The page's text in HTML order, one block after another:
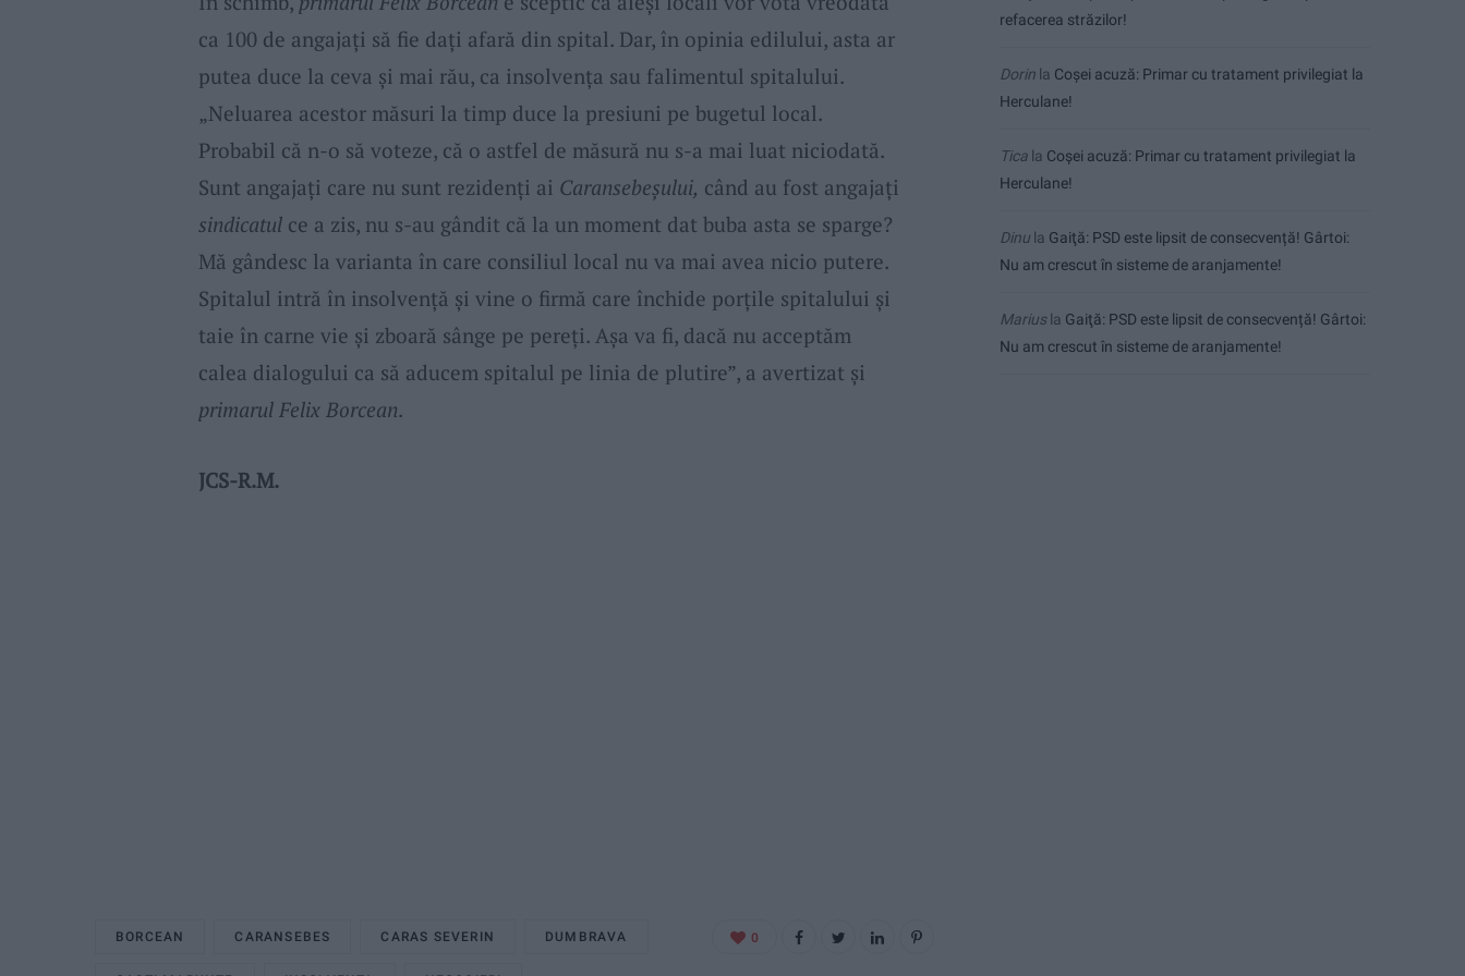
ca 100 de angajați să fie dați afară din spital. Dar, în opinia edilului, asta ar
putea duce la ceva și mai rău, ca insolvența sau falimentul spitalului.
„Neluarea acestor măsuri la timp duce la presiuni pe bugetul local.
Probabil că n-o să voteze, că o astfel de măsură nu s-a mai luat niciodată.
Sunt angajați care nu sunt rezidenți ai Caransebeșului, când au fost angajați
sindicatulce a zis, nu s-au gândit că la un moment dat buba asta se sparge?
Mă gândesc la varianta în care consiliul local nu va mai avea nicio putere.
Spitalul intră în insolvență și vine o firmă care închide porțile spitalului și
taie în carne vie și zboară sânge pe pereți. Așa va fi, dacă nu acceptăm
calea dialogului ca să aducem spitalul pe linia de plutire”, a avertizat și
primarul Felix Borcean.
JCS-R.M.
BORCEAN CARANSEBES CARAS SEVERIN DUMBRAVA 0
refacerea străzilor!
Dorin la Coșei acuză: Primar cu tratament privilegiat la
Herculane!
Tica la Coșei acuză: Primar cu tratament privilegiat la
Herculane!
Dinu la Gaiţă: PSD este lipsit de consecvență! Gârtoi:
Nu am crescut în sisteme de aranjamente!
Mariusla Gaiţă: PSD este lipsit de consecvență! Gârtoi:
Nu am crescut în sisteme de aranjamente!